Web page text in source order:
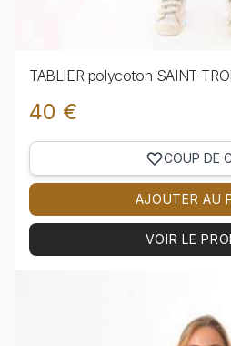
TABLIER polycoton SAINT-
40 €
COUP DE
AJOUTER AU
VOIR LE